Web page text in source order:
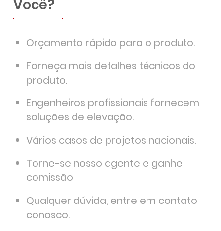
Você?
Orçamento rápido para o produto.
Forneça mais detalhes técnicos do
produto.
Engenheiros profissionais fornecem
soluções de elevação.
Vários casos de projetos nacionais.
Torne-se nosso agente e ganhe
comissão.
Qualquer dúvida, entre em contato
conosco.